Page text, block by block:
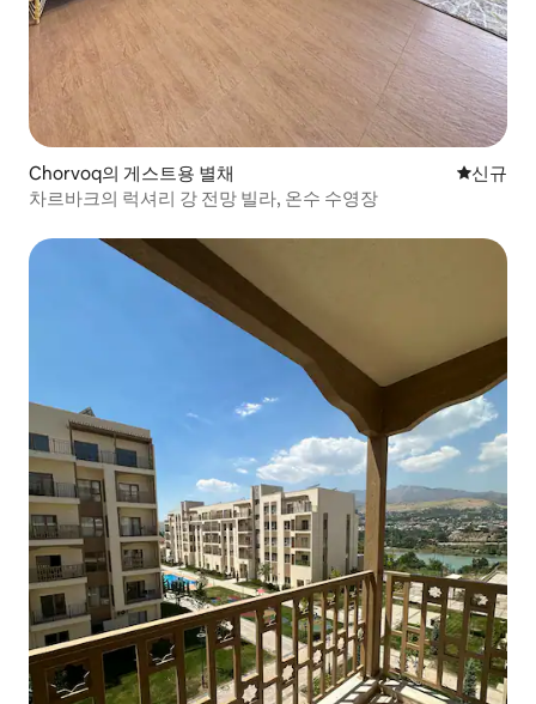
Chorvoq의 게스트용 별채 신규 숙소
신규
차르바크의 럭셔리 강 전망 빌라, 온수 수영장